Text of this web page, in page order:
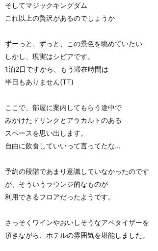
そしてマジックキングダム
これ以上の贅沢があるのでしょうか
ずーっと、ずっと、この景色を眺めていたい
しかし、現実はシビアです。
1泊2日ですから、もう滞在時間は
半日もありません(TT)
ここで、部屋に案内してもらう途中で
みかけたドリンクとアラカルトのある
スペースを思い出します。
自由に飲食していいって言ってたな…
予約の段階であまり意識していなかったのです
が、そういうラウンジ的なものが
利用できるフロアだったようです。
さっそくワインやおいしそうなアペタイザーを
頂きながら、ホテルの雰囲気を堪能しました。